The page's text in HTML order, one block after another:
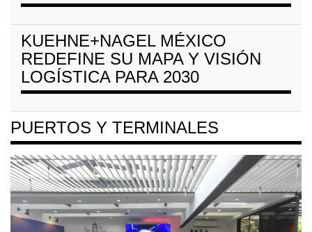
KUEHNE+NAGEL MÉXICO
REDEFINE SU MAPA Y VISIÓN
LOGÍSTICA PARA 2030
PUERTOS Y TERMINALES